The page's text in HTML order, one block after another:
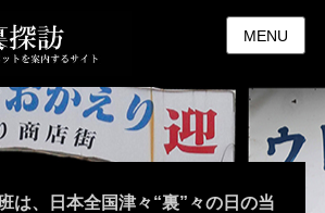
MENU
は、日本全国津々“裏”々の日の当